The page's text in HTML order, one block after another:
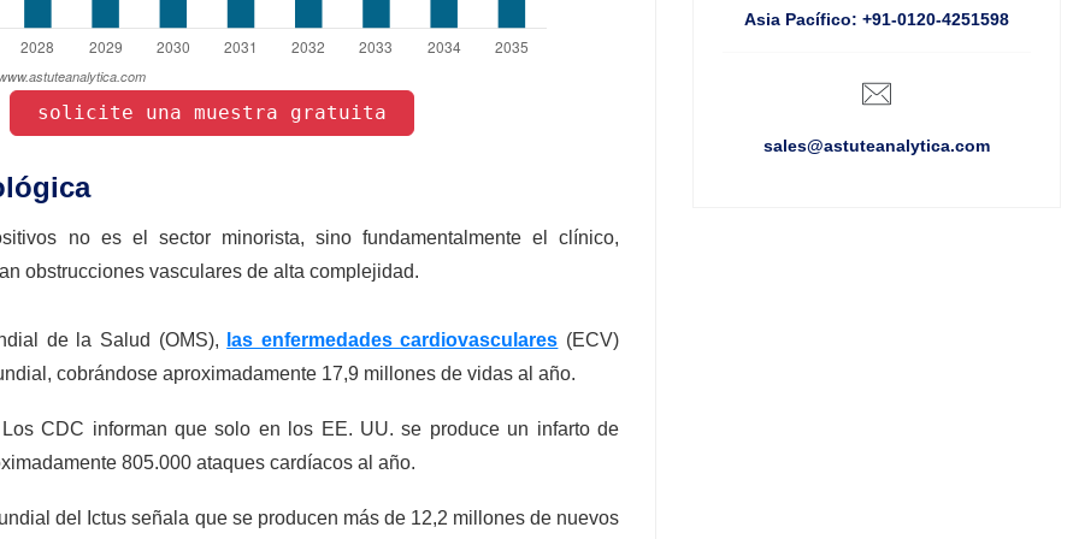
solicite una muestra gratuita
no es el sector minorista, sino fundamentalmente el clínico,
obstrucciones vasculares de alta complejidad.
de la Salud (OMS), las enfermedades cardiovasculares (ECV)
cobrándose aproximadamente 17,9 millones de vidas al año.
CDC informan que solo en los EE. UU. se produce un infarto de
805.000 ataques cardíacos al año.
del Ictus señala que se producen más de 12,2 millones de nuevos
Asia Pacífico: +91-0120-4251598
sales@astuteanalytica.com